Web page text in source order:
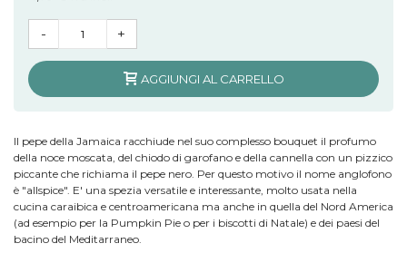
- +
AGGIUNGI AL CARRELLO
Il pepe della Jamaica racchiude nel suo complesso bouquet il profumo
della noce moscata, del chiodo di garofano e della cannella con un pizzico
piccante che richiama il pepe nero. Per questo motivo il nome anglofono
è "allspice". E' una spezia versatile e interessante, molto usata nella
cucina caraibica e centroamericana ma anche in quella del Nord America
(ad esempio per la Pumpkin Pie o per i biscotti di Natale) e dei paesi del
bacino del Meditarraneo.